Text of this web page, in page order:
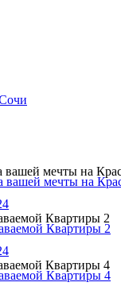
вашей мечты на
Квартиры 2
Квартиры 4